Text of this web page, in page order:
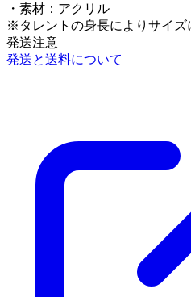
・素材：アクリル
※タレントの身長によりサイズ
発送注意
発送と送料について